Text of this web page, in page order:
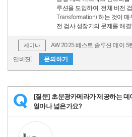
루션을 도입하여, 전체 비전
Transformation) 하는 것이
전 검사 성장기의 문제를 해
세미나
AW 2025 베스트 솔루션 데이 5
앤비젼]
문의하기
Q
[질문] 초분광카메라가 제공하는
얼마나 넓은가요?